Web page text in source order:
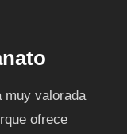
muy valorada
ofrece